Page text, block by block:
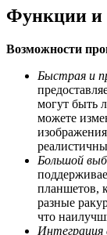
Функции и
Возможности
Быстрая и
могут быть
можете
Большой
планшетов,
разные
что
Интеграция